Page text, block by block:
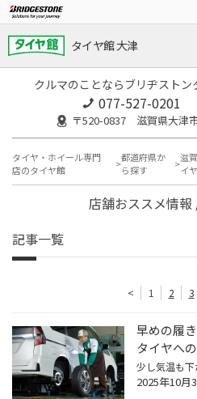
タイヤ館 大津
クルマのことならブリヂスト
077-527-0201
〒520-0837 滋賀県大津
タイヤ・ホイール専門
店のタイヤ館
都道府県か
ら探す
滋
イ
店舗おススメ情報
記事一覧
< 1 2 3
早めの履
タイヤへ
2025年10月